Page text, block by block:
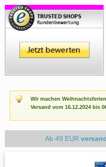
Wir machen
Versand vom 16.12.2024 bis
Ab 49 EUR